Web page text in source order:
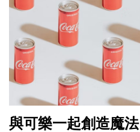
與可樂一起創造魔